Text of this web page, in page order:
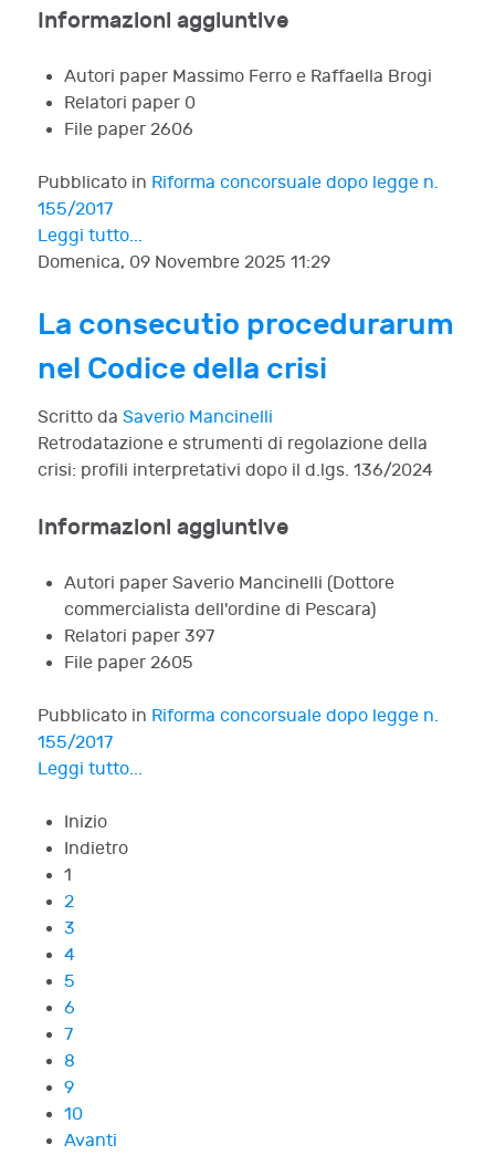
Informazioni aggiuntive
Autori paper Massimo Ferro e Raffaella Brogi
Relatori paper 0
File paper 2606
Pubblicato in Riforma concorsuale dopo legge n.
155/2017
Leggi tutto...
Domenica, 09 Novembre 2025 11:29
La consecutio procedurarum
nel Codice della crisi
Scritto da Saverio Mancinelli
Retrodatazione e strumenti di regolazione della
crisi: profili interpretativi dopo il d.lgs. 136/2024
Informazioni aggiuntive
Autori paper Saverio Mancinelli (Dottore
commercialista dell'ordine di Pescara)
Relatori paper 397
File paper 2605
Pubblicato in Riforma concorsuale dopo legge n.
155/2017
Leggi tutto...
Inizio
Indietro
1
2
3
4
5
6
7
8
9
10
Avanti